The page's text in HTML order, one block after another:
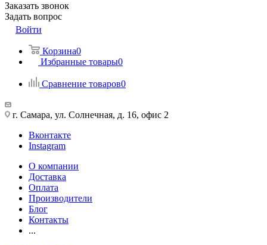
Заказать звонок
Задать вопрос
Войти
Корзина0
Избранные товары0
Сравнение товаров0
г. Самара, ул. Солнечная, д. 16, офис 2
Вконтакте
Instagram
О компании
Доставка
Оплата
Производители
Блог
Контакты
...